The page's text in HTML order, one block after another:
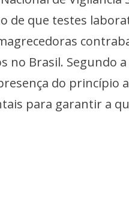
de que testes
no Brasil. Segundo
do princípio
para garantir a